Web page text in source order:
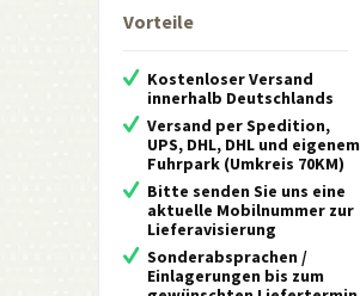
Vorteile
Kostenloser Versand
innerhalb Deutschlands
Versand per Spedition,
UPS, DHL, DHL und eigenem
Fuhrpark (Umkreis 70KM)
Bitte senden Sie uns eine
aktuelle Mobilnummer zur
Lieferavisierung
Sonderabsprachen /
Einlagerungen bis zum